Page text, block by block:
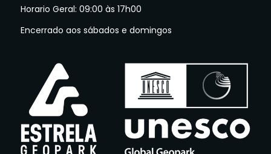
Horario Geral: 09:00 às 17h00
Encerrado aos sábados e domingos